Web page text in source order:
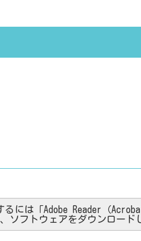
るには「Adobe Reader（
ソフトウェアをダウンロード